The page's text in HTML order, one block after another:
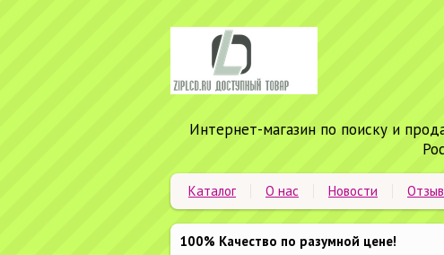
Интернет-магазин по поиску и
Каталог О нас Новости
100% Качество по разумной цене!